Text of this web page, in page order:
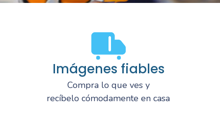
Imágenes fiables
Compra lo que ves y
recíbelo cómodamente en casa